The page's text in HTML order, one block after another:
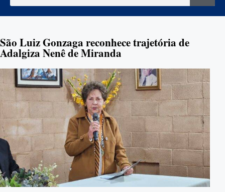
São Luiz Gonzaga reconhece trajetória de
Adalgiza Nenê de Miranda